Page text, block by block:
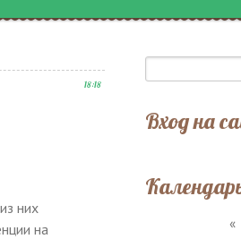
18:18
них
на
Вход на
«